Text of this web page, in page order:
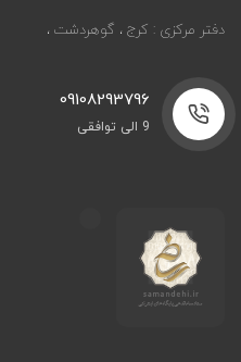
دفتر مرکزی : کرج ، گوهردشت ،
09108293796
9 الی توافقی